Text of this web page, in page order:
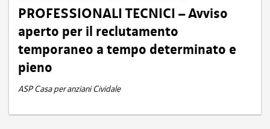
PROFESSIONALI TECNICI – Avviso
aperto per il reclutamento
temporaneo a tempo determinato e
pieno
ASP Casa per anziani Cividale